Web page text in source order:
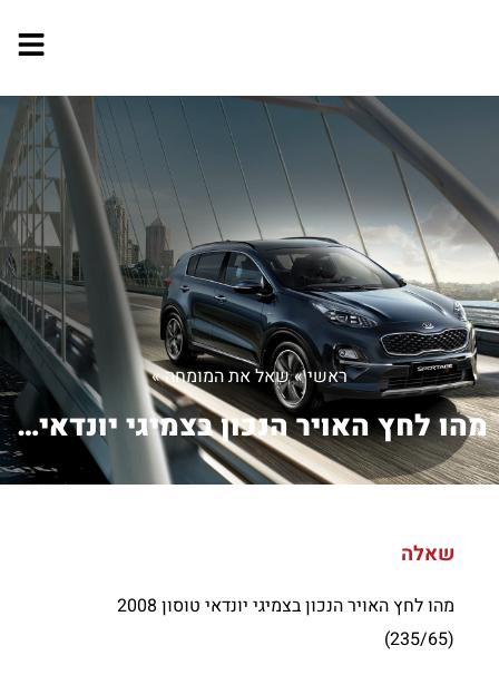
ראשי»שאל את המומחה»
מהו לחץ האויר הנכון בצמיגי יונדאי טוס...
שאלה
מהו לחץ האויר הנכון בצמיגי יונדאי טוסון 2008
(235/65)